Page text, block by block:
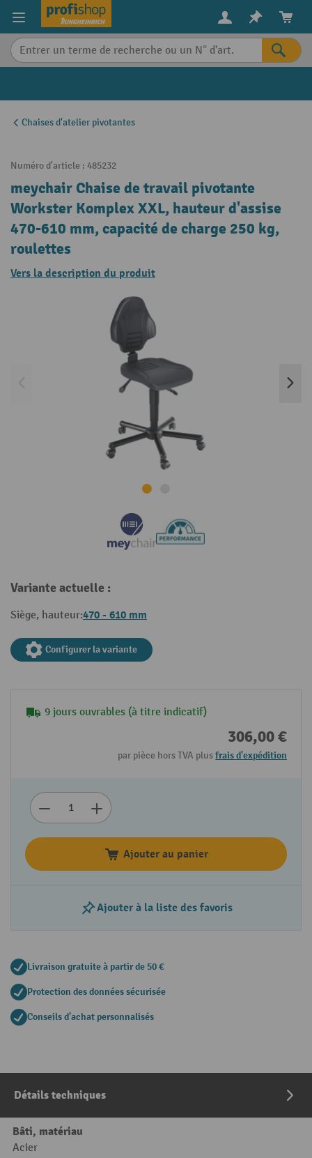
content
Chaises d'atelier pivotantes
Numéro d'article : 485232
meychair Chaise de travail pivotante
Workster Komplex XXL, hauteur d'assise
470-610 mm, capacité de charge 250 kg,
roulettes
Vers la description du produit
Variante actuelle :
Siège, hauteur:470 - 610 mm
Configurer la variante
9 jours ouvrables (à titre indicatif)
306,00 €
par pièce hors TVA plusfrais d'expédition
Ajouter au panier
Ajouter à la liste des favoris
Livraison gratuite à partir de 50 €
Protection des données sécurisée
Conseils d'achat personnalisés
Détails techniques
Bâti, matériau
Acier